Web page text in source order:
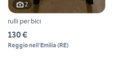
2
rulli per bici
130 €
Reggio nell'Emilia (RE)